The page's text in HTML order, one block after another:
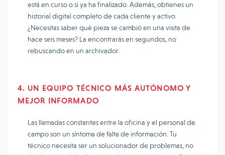
está en curso o si ya ha finalizado. Además, obtienes un
historial digital completo de cada cliente y activo.
¿Necesitas saber qué pieza se cambió en una visita de
hace seis meses? La encontrarás en segundos, no
rebuscando en un archivador.
4. UN EQUIPO TÉCNICO MÁS AUTÓNOMO Y
MEJOR INFORMADO
Las llamadas constantes entre la oficina y el personal de
campo son un síntoma de falta de información. Tu
técnico necesita ser un solucionador de problemas, no